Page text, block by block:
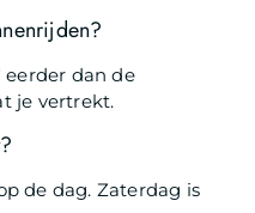
eerder dan de
je vertrekt.
de dag. Zaterdag is